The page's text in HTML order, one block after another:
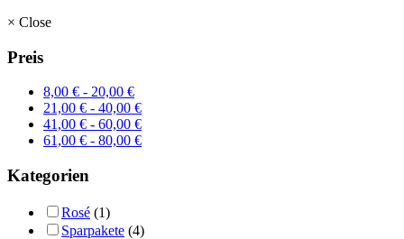
× Close
Preis
8,00 € - 20,00 €
21,00 € - 40,00 €
41,00 € - 60,00 €
61,00 € - 80,00 €
Kategorien
Rosé (1)
Sparpakete (4)